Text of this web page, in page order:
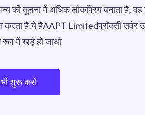
की तुलना में अधिक लोकप्रिय बनाता है,
करता है.ये हैAAPT Limitedप्रॉक्सी सर्वर
रूप में खड़े हो जाओ
शुरू करो